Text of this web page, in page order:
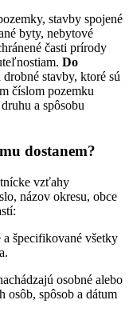
stavby spojené
byty, nebytové
časti prírody
Do
stavby, ktoré sú
číslom pozemku
a spôsobu
dostanem?
vzťahy
názov okresu, obce
a špecifikované všetky
osobné alebo
osôb, spôsob a dátum